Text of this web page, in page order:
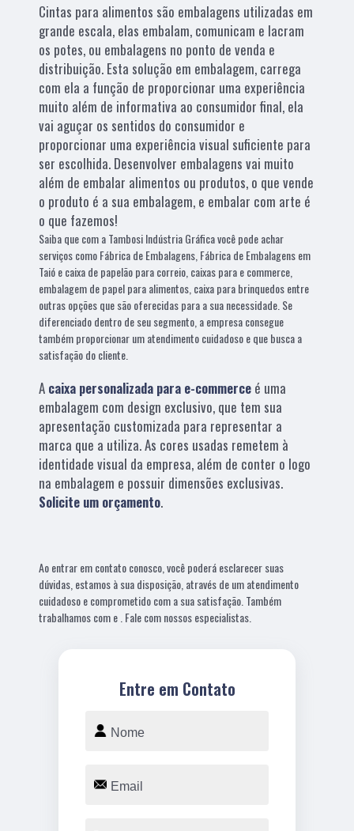
Cintas para alimentos são embalagens utilizadas em
grande escala, elas embalam, comunicam e lacram
os potes, ou embalagens no ponto de venda e
distribuição. Esta solução em embalagem, carrega
com ela a função de proporcionar uma experiência
muito além de informativa ao consumidor final, ela
vai aguçar os sentidos do consumidor e
proporcionar uma experiência visual suficiente para
ser escolhida. Desenvolver embalagens vai muito
além de embalar alimentos ou produtos, o que vende
o produto é a sua embalagem, e embalar com arte é
o que fazemos!
Saiba que com a Tambosi Indústria Gráfica você pode achar
serviços como Fábrica de Embalagens, Fábrica de Embalagens em
Taió e caixa de papelão para correio, caixas para e commerce,
embalagem de papel para alimentos, caixa para brinquedos entre
outras opções que são oferecidas para a sua necessidade. Se
diferenciado dentro de seu segmento, a empresa consegue
também proporcionar um atendimento cuidadoso e que busca a
satisfação do cliente.
A caixa personalizada para e-commerce é uma
embalagem com design exclusivo, que tem sua
apresentação customizada para representar a
marca que a utiliza. As cores usadas remetem à
identidade visual da empresa, além de conter o logo
na embalagem e possuir dimensões exclusivas.
Solicite um orçamento.
Ao entrar em contato conosco, você poderá esclarecer suas
dúvidas, estamos à sua disposição, através de um atendimento
cuidadoso e comprometido com a sua satisfação. Também
trabalhamos com e . Fale com nossos especialistas.
Entre em Contato